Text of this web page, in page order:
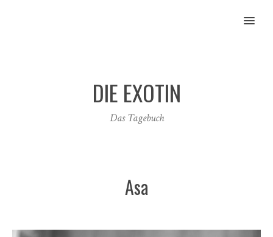
MENU
DIE EXOTIN
Das Tagebuch
Asa